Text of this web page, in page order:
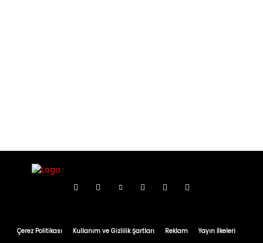
Çerez Politikası Kullanım ve Gizlilik Şartları Reklam Yayın İlkeleri